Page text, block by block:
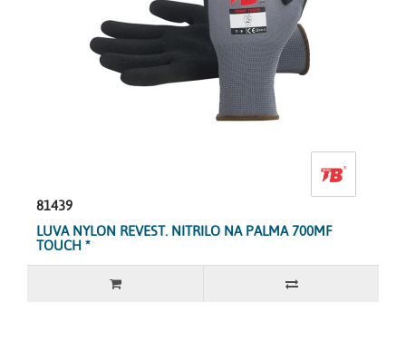
81439
LUVA NYLON REVEST. NITRILO NA PALMA 700MF
TOUCH *